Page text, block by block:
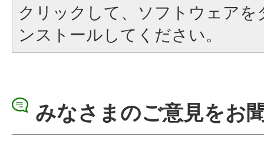
クリックして、ソフトウェア
ンストールしてください。
みなさまのご意見をお